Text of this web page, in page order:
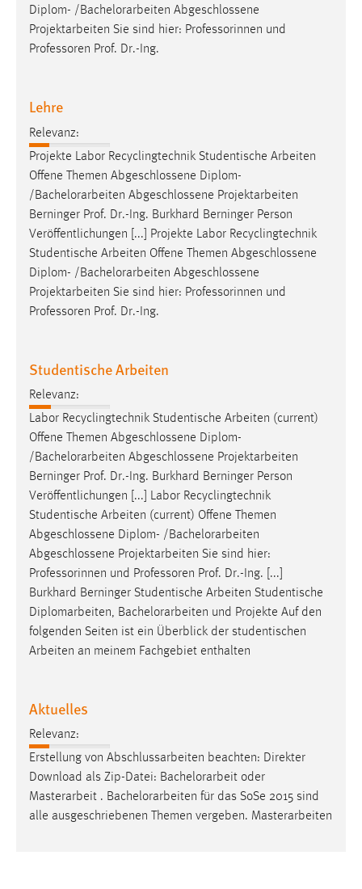
Diplom- / Bachelorarbeiten Abgeschlossene
Projektarbeiten Sie sind hier: Professorinnen und
Professoren Prof. Dr.-Ing.
Lehre
Relevanz:
Projekte Labor Recyclingtechnik Studentische Arbeiten
Offene Themen Abgeschlossene Diplom-
/Bachelorarbeiten Abgeschlossene Projektarbeiten
Berninger Prof. Dr.-Ing. Burkhard Berninger Person
Veröffentlichungen [...] Projekte Labor Recyclingtechnik
Studentische Arbeiten Offene Themen Abgeschlossene
Diplom- /Bachelorarbeiten Abgeschlossene
Projektarbeiten Sie sind hier: Professorinnen und
Professoren Prof. Dr.-Ing.
Studentische Arbeiten
Relevanz:
Labor Recyclingtechnik Studentische Arbeiten (current)
Offene Themen Abgeschlossene Diplom-
/ Bachelorarbeiten Abgeschlossene Projektarbeiten
Berninger Prof. Dr.-Ing. Burkhard Berninger Person
Veröffentlichungen [...] Labor Recyclingtechnik
Studentische Arbeiten (current) Offene Themen
Abgeschlossene Diplom- / Bachelorarbeiten
Abgeschlossene Projektarbeiten Sie sind hier:
Professorinnen und Professoren Prof. Dr.-Ing. [...]
Burkhard Berninger Studentische Arbeiten Studentische
Diplomarbeiten, Bachelorarbeiten und Projekte Auf den
folgenden Seiten ist ein Überblick der studentischen
Arbeiten an meinem Fachgebiet enthalten
Aktuelles
Relevanz:
Erstellung von Abschlussarbeiten beachten: Direkter
Download als Zip-Datei: Bachelorarbeit oder
Masterarbeit . Bachelorarbeiten für das SoSe 2015 sind
alle ausgeschriebenen Themen vergeben. Masterarbeiten